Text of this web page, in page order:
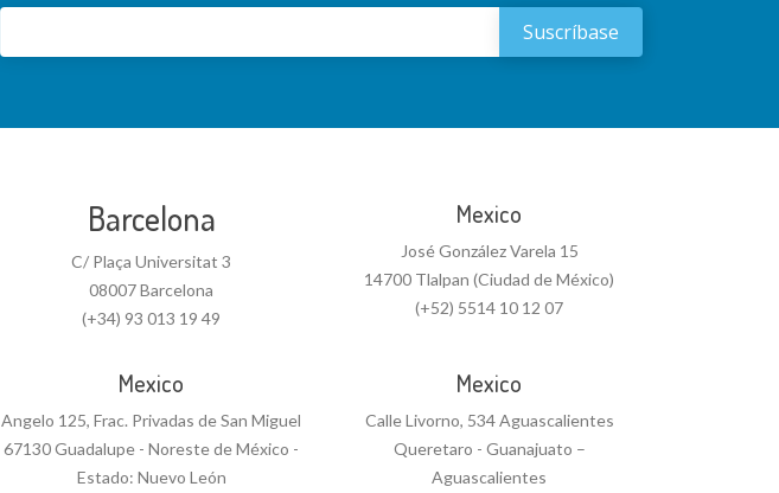
Barcelona
C/ Plaça Universitat 3
08007 Barcelona
(+34) 93 013 19 49
Mexico
José González Varela 15
14700 Tlalpan (Ciudad de México)
(+52) 5514 10 12 07
Mexico
Angelo 125, Frac. Privadas de San Miguel
67130 Guadalupe - Noreste de México -
Estado: Nuevo León
Mexico
Calle Livorno, 534 Aguascalientes
Queretaro - Guanajuato –
Aguascalientes